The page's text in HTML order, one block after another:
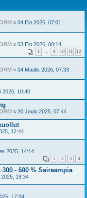
« 04 Elo 2026, 07:01
« 03 Elo 2026, 08:14
1 … 9 10 11 12
« 04 Maalis 2026, 07:33
2026, 10:40
« 20 Joulu 2025, 07:44
12:44
2025, 14:14
1 2 3 4
- 600 % Sairaampia
18:34
17:04